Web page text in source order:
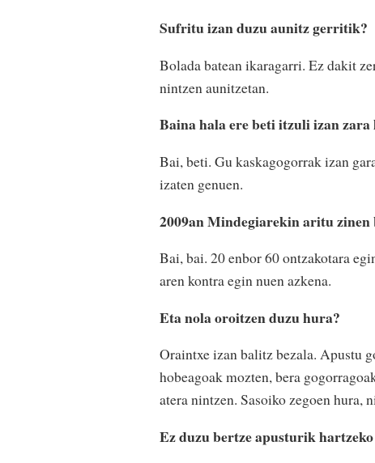
Sufritu izan duzu aunitz gerritik?
Bolada batean ikaragarri. Ez dakit
nintzen aunitzetan.
Baina hala ere beti itzuli izan zara
Bai, beti. Gu kaskagogorrak izan
izaten genuen.
2009an Mindegiarekin aritu zinen
Bai, bai. 20 enbor 60 ontzakotara
aren kontra egin nuen azkena.
Eta nola oroitzen duzu hura?
Oraintxe izan balitz bezala. Apustu
hobeagoak mozten, bera
atera nintzen. Sasoiko zegoen hura,
Ez duzu bertze apusturik